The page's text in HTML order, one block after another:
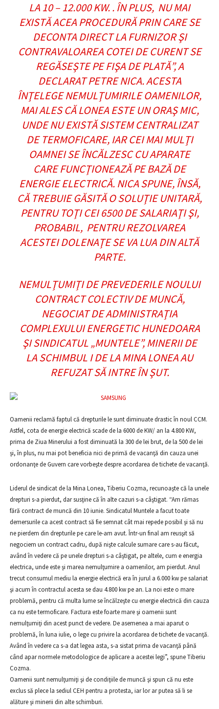
LA 10 – 12.000 KW. . ÎN PLUS, NU MAI
EXISTĂ ACEA PROCEDURĂ PRIN CARE SE
DECONTA DIRECT LA FURNIZOR ŞI
CONTRAVALOAREA COTEI DE CURENT SE
REGĂSEŞTE PE FIŞA DE PLATĂ”, A
DECLARAT PETRE NICA. ACESTA
ÎNŢELEGE NEMULŢUMIRILE OAMENILOR,
MAI ALES CĂ LONEA ESTE UN ORAŞ MIC,
UNDE NU EXISTĂ SISTEM CENTRALIZAT
DE TERMOFICARE, IAR CEI MAI MULŢI
OAMNEI SE ÎNCĂLZESC CU APARATE
CARE FUNCŢIONEAZĂ PE BAZĂ DE
ENERGIE ELECTRICĂ. NICA SPUNE, ÎNSĂ,
CĂ TREBUIE GĂSITĂ O SOLUŢIE UNITARĂ,
PENTRU TOŢI CEI 6500 DE SALARIAŢI ŞI,
PROBABIL, PENTRU REZOLVAREA
ACESTEI DOLENAŢE SE VA LUA DIN ALTĂ
PARTE.
NEMULŢUMIŢI DE PREVEDERILE NOULUI
CONTRACT COLECTIV DE MUNCĂ,
NEGOCIAT DE ADMINISTRAŢIA
COMPLEXULUI ENERGETIC HUNEDOARA
ŞI SINDICATUL „MUNTELE”, MINERII DE
LA SCHIMBUL I DE LA MINA LONEA AU
REFUZAT SĂ INTRE ÎN ŞUT.
Oamenii reclamă faptul că drepturile le sunt diminuate drastic în noul CCM.
Astfel, cota de energie electrică scade de la 6000 de KW/ an la 4.800 KW,
prima de Ziua Minerului a fost diminuată la 300 de lei brut, de la 500 de lei
şi, în plus, nu mai pot beneficia nici de primă de vacanţă din cauza unei
ordonanţe de Guvern care vorbeşte despre acordarea de tichete de vacanţă.
Liderul de sindicat de la Mina Lonea, Tiberiu Cozma, recunoaşte că la unele
drepturi s-a pierdut, dar susţine că în alte cazuri s-a câştigat. “Am rămas
fără contract de muncă din 10 iunie. Sindicatul Muntele a facut toate
demersurile ca acest contract să fie semnat cât mai repede posibil şi să nu
ne pierdem din drepturile pe care le-am avut. Într-un final am reusşit să
negociem un contract cadru, după nişte calcule sumare care s-au făcut,
având în vedere că pe unele drepturi s-a câştigat, pe altele, cum e energia
electrica, unde este şi marea nemulţumire a oamenilor, am pierdut. Anul
trecut consumul mediu la energie electrică era în jurul a 6.000 kw pe salariat
şi acum în contractul acesta se dau 4.800 kw pe an. La noi este o mare
problemă, pentru că multa lume se încălzeşte cu energie electrică din cauza
ca nu este termoficare. Factura este foarte mare şi oamenii sunt
nemulţumiţi din acest punct de vedere. De asemenea a mai aparut o
problemă, în luna iulie, o lege cu privire la acordarea de tichete de vacanţă.
Având în vedere ca s-a dat legea asta, s-a sistat prima de vacanţă până
când apar normele metodologice de aplicare a acestei legi”, spune Tiberiu
Cozma.
Oamenii sunt nemulţumiţi şi de condiţiile de muncă şi spun că nu este
exclus să plece la sediul CEH pentru a protesta, iar lor ar putea să li se
alăture şi minerii din alte schimburi.